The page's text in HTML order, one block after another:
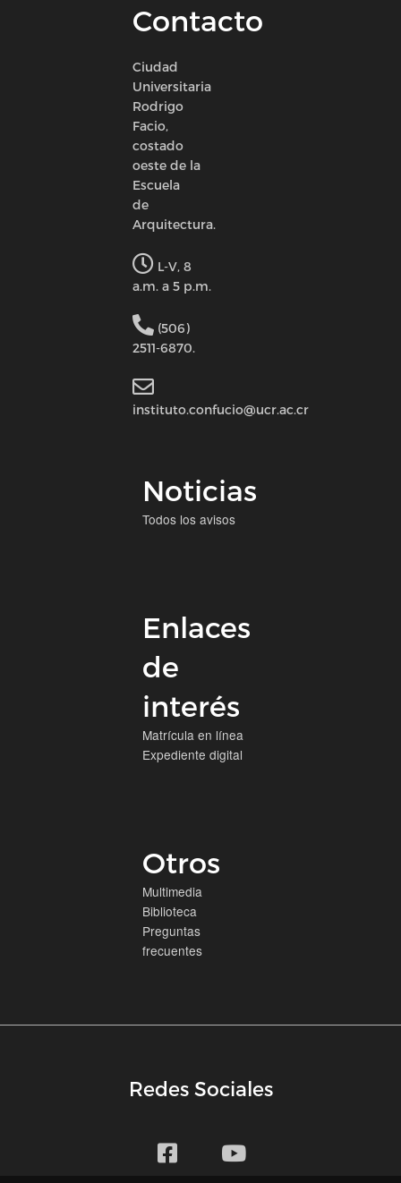
Contacto
Ciudad
Universitaria
Rodrigo
Facio,
costado
oeste de la
Escuela
de
Arquitectura.
L-V, 8
a.m. a 5 p.m.
(506)
2511-6870.
instituto.confucio@ucr.ac.cr
Noticias
Todos los avisos
Enlaces
de
interés
Matrícula en línea
Expediente digital
Otros
Multimedia
Biblioteca
Preguntas
frecuentes
Redes Sociales